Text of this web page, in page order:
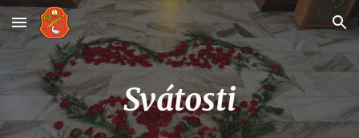
Skip to main content Skip to navigation
Svátosti